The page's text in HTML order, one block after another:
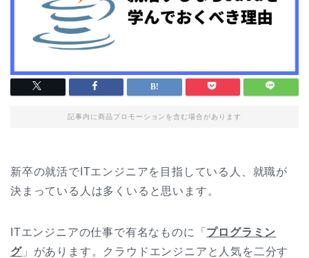
記事内に商品プロモーションを含む場合があります
新卒の就活でITエンジニアを目指している人、就職が
決まっている人は多くいると思います。
ITエンジニアの仕事で有名なものに「 プログラミン
グ」があります。クラウドエンジニアと人気を二分す